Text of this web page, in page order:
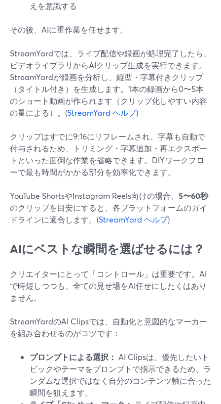
えを意識する
その後、AIに重作業を任せます。
StreamYardでは、ライブ配信や録画が処理完了したら、
ビデオライブラリからAIクリップ生成を実行できます。
StreamYardが録画を分析し、縦型・字幕付きクリップ
（タイトル付き）を生成します。1本の録画から0〜5本
のショート動画が作られます（クリップ化しやすい内容
の量による）。(StreamYard ヘルプ)
クリップはすでに9:16にリフレームされ、字幕も自動で
付与されるため、トリミング・字幕追加・再エクスポー
トといった面倒な作業を省略できます。DIYワークフロ
ーで最も時間がかかる部分を効率化できます。
YouTube ShortsやInstagram Reels向けの場合、 5〜60秒
のクリップを目安にすると、各プラットフォームのガイ
ドラインに適合します。(StreamYard ヘルプ)
AIにベストな瞬間を選ばせるには？
クリエイターにとって「コントロール」は重要です。AI
で時短しつつも、全ての見せ場をAI任せにしたくはあり
ません。
StreamYardのAI Clipsでは、自動化と意図的なマーカー
を組み合わせるのがコツです：
プロンプトによる選択： AI Clipsは、優先したいト
ピックやテーマをプロンプトで指示できるため、ラ
ンダムな選択ではなく自分のコンテンツ軸に合った
瞬間を狙えます。